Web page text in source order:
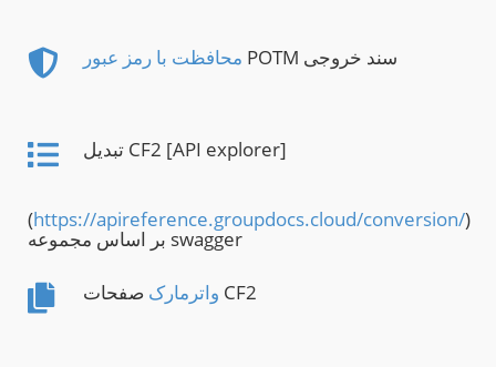
محافظت با رمز عبور POTM سند خروجی
تبدیل CF2 [API explorer]
(https://apireference.groupdocs.cloud/conversion/)
بر اساس مجموعه swagger
واترمارک صفحات CF2